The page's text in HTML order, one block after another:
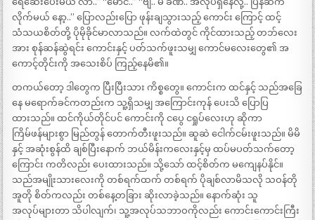
လိုက်မယ် နော့..” ပြောလည်းပြော ဖုန်းချသွားသည့် ကောင်း ကြောင့် ထင့်
သံသယစိတ်တို့ ပိုမိုခိုင်မာလာသည်။ လက်ထဲတွင် ကိုင်ထားသည့် တဘ်လေး
အား စုန်ဆန်ဆွဲရင်း ကောင်းနှင့် ပတ်သက်ဖူးသမျှ ကောင်မလေးတွေ၏ အ
ကောင့်တိုင်းကို အသေးစိပ် ကြည့်နေမိ၏။
တကယ်တော့ ဒါတွေက ပြီးပြီးသား ကိစ္စတွေ။ ကောင်းက ထင်နှင့် သည်အခြေ
နေ မရောက်ခင်ကတည်းက သူ့ရှိသမျှ အကြောင်းကုန် ပေးသိ ပြောပြ
ထားသည်။ ထင်ကိုယ်တိုင်ပင် ကောင်းကို ငပွေ ငရှုပ်လေးဟု ဆိုကာ
ကြိမ်ဖန်များစွာ မြည်တွန် တောက်တီးဖူးသည်။ ဆူဆဲ ငေါက်ငမ်းဖူးသည်။ မိမိ
နှင့် အဆုံးစွန်ထိ ချစ်ပြီးနောက် ဘယ်မိန်းကလေးနှင့်မှ ထပ်မပတ်သက်တော့
ကြောင်း ကတိလည်း ပေးထားသည်။ သို့သော် ထင့်စိတ်က မကျေနပ်နိုင်။
သည်အမျိုးသားလေးကို တစ်ရက်ထက် တစ်ရက် ပိုချစ်လာမိသလို သဝန်တို
အူတို စိတ်ကလည်း တစ်နေ့တခြား ဆိုးလာခဲ့သည်။ နောက်ဆုံး သူ
အလုပ်များတာ သိပါလျက်၊ သူ့အလုပ်သဘာဝကိုလည်း ကောင်းကောင်းကြီး